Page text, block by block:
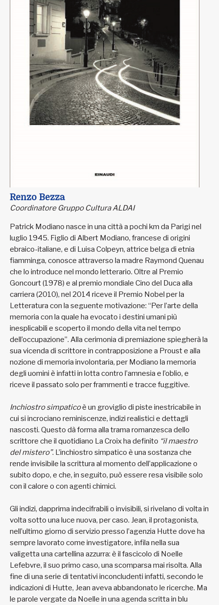
Renzo Bezza
Coordinatore Gruppo Cultura ALDAI
Patrick Modiano nasce in una città a pochi km da Parigi nel
luglio 1945. Figlio di Albert Modiano, francese di origini
ebraico-italiane, e di Luisa Colpeyn, attrice belga di etnia
fiamminga, conosce attraverso la madre Raymond Quenau
che lo introduce nel mondo letterario. Oltre al Premio
Goncourt (1978) e al premio mondiale Cino del Duca alla
carriera (2010), nel 2014 riceve il Premio Nobel per la
Letteratura con la seguente motivazione: “Per l’arte della
memoria con la quale ha evocato i destini umani più
inesplicabili e scoperto il mondo della vita nel tempo
dell’occupazione”. Alla cerimonia di premiazione spiegherà la
sua vicenda di scrittore in contrapposizione a Proust e alla
nozione di memoria involontaria, per Modiano la memoria
degli uomini è infatti in lotta contro l’amnesia e l’oblio, e
riceve il passato solo per frammenti e tracce fuggitive.
Inchiostro simpaticoè un groviglio di piste inestricabile in
cui si incrociano reminiscenze, indizi realistici e dettagli
nascosti. Questo dà forma alla trama romanzesca dello
scrittore che il quotidiano La Croix ha definito “il maestro
del mistero”. L’inchiostro simpatico è una sostanza che
rende invisibile la scrittura al momento dell’applicazione o
subito dopo, e che, in seguito, può essere resa visibile solo
con il calore o con agenti chimici.
Gli indizi, dapprima indecifrabili o invisibili, si rivelano di volta in
volta sotto una luce nuova, per caso. Jean, il protagonista,
nell’ultimo giorno di servizio presso l’agenzia Hutte dove ha
sempre lavorato come investigatore, infila nella sua
valigetta una cartellina azzurra: è il fascicolo di Noelle
Lefebvre, il suo primo caso, una scomparsa mai risolta. Alla
fine di una serie di tentativi inconcludenti infatti, secondo le
indicazioni di Hutte, Jean aveva abbandonato le ricerche. Ma
le parole vergate da Noelle in una agenda scritta in blu